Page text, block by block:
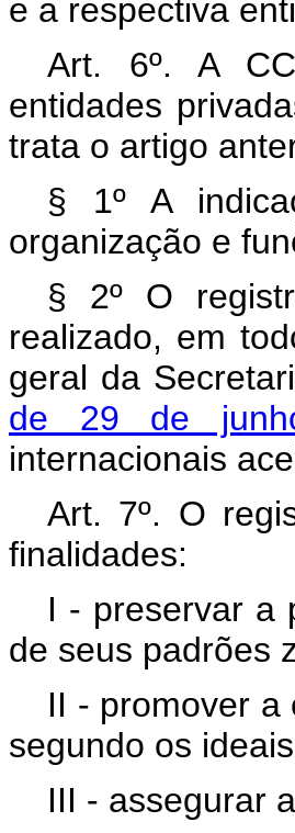
e a respectiva
Art. 6º. A
entidades
trata o artigo
§ 1º A
organização e
§ 2º O
realizado, em
geral da
de 29 de
internacionais
Art. 7º. O
finalidades:
I - preservar a
de seus padrões
II - promover a
segundo os
III - assegurar